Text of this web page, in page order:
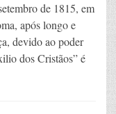
de 1815, em
após longo e
devido ao poder
dos Cristãos” é